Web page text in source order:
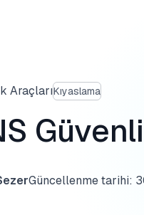
AraçlarıKıyaslama
Güncellenme tarihi: